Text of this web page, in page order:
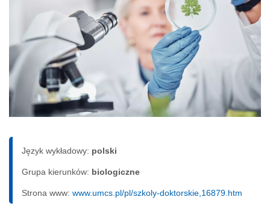
Język wykładowy: polski
Grupa kierunków: biologiczne
Strona www: www.umcs.pl/pl/szkoly-doktorskie,16879.htm